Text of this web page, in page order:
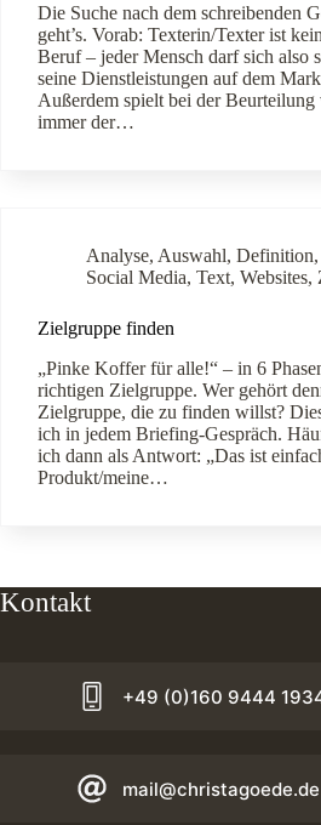
Die Suche nach dem schreibenden
geht’s. Vorab: Texterin/Texter ist
Beruf – jeder Mensch darf sich also
seine Dienstleistungen auf dem
Außerdem spielt bei der Beurteilung
immer der…
Analyse, Auswahl, Definition,
Social Media, Text, Websites,
Zielgruppe finden
„Pinke Koffer für alle!“ – in 6
richtigen Zielgruppe. Wer gehört
Zielgruppe, die zu finden willst?
ich in jedem Briefing-Gespräch.
ich dann als Antwort: „Das ist
Produkt/meine…
Kontakt
+49 (0)160 9444
mail@christagoede.de